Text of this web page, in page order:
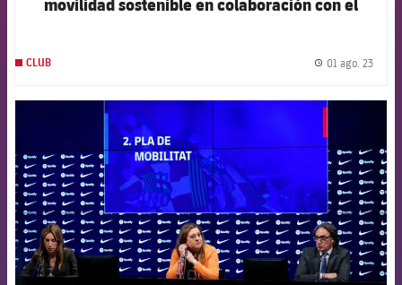
CLUB 01 ago. 23
FCB Barcelona badge